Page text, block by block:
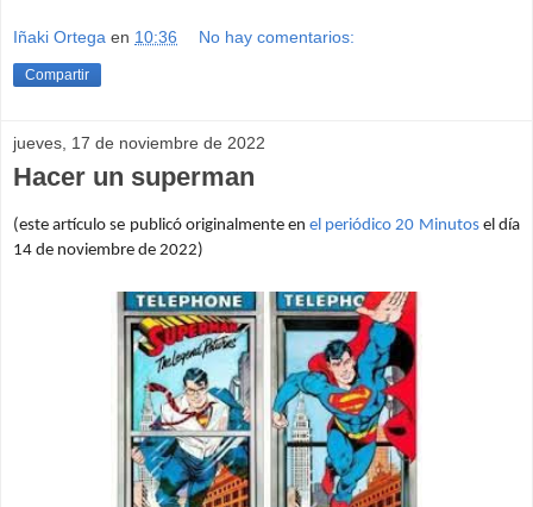
Iñaki Ortega en 10:36 No hay comentarios:
Compartir
jueves, 17 de noviembre de 2022
Hacer un superman
(este artículo se publicó originalmente enel periódico 20 Minutosel día
14 de noviembre de 2022)